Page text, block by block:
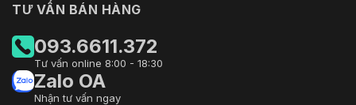
TƯ VẤN BÁN HÀNG
093.6611.372
Tư vấn online 8:00 - 18:30
Zalo OA
Nhận tư vấn ngay